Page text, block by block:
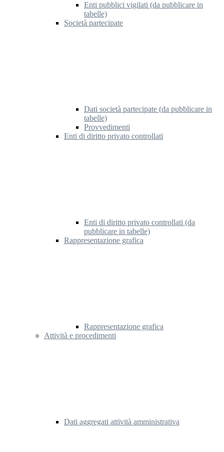
Enti pubblici vigilati (da pubblicare in
tabelle)
Società partecipate
Dati società partecipate (da pubblicare in
tabelle)
Provvedimenti
Enti di diritto privato controllati
Enti di diritto privato controllati (da
pubblicare in tabelle)
Rappresentazione grafica
Rappresentazione grafica
Attività e procedimenti
Dati aggregati attività amministrativa